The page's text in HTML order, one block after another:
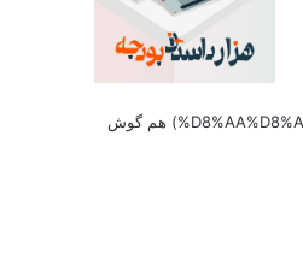
%D8%AA%D8%A7%D9%86-%D8%A8%D9%88%D8%AF%D8%AC%D9%87-id6179207?country=us&nojump=1) هم گوش